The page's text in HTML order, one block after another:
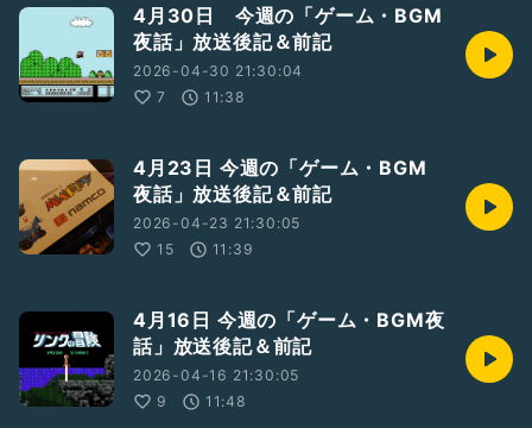
4月30日 今週の「ゲーム・BGM
夜話」放送後記＆前記
2026-04-30 21:30:04
7
11:38
4月23日 今週の「ゲーム・BGM
夜話」放送後記＆前記
2026-04-23 21:30:05
15
11:39
4月16日 今週の「ゲーム・BGM夜
話」放送後記＆前記
2026-04-16 21:30:05
9
11:48